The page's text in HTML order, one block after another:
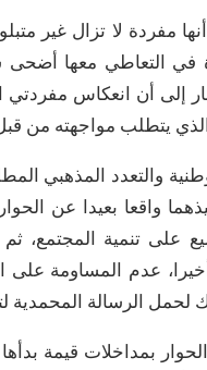
مفردة لا تزال غير
في التعاطي معها أضحى
إلى أن انعكاس
الذي يتطلب مواجهته من
والتعدد المذهبي
واقعا بعيدا
على تنمية المجتمع،
عدم المساومة
لحمل الرسالة
بمداخلات قيمة